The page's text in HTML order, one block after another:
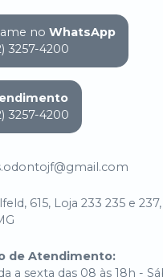
no WhatsApp
3257-4200
3257-4200
615, Loja 233 235 e
de Atendimento:
a sexta das 08 às 18h -